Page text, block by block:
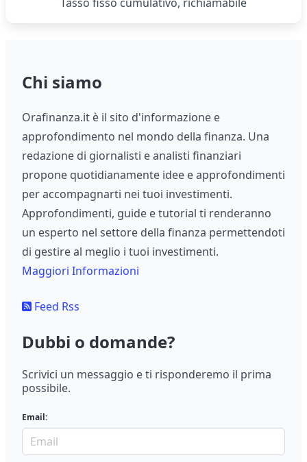
Chi siamo
Orafinanza.it è il sito d'informazione e
approfondimento nel mondo della finanza. Una
redazione di giornalisti e analisti finanziari
propone quotidianamente idee e approfondimenti
per accompagnarti nei tuoi investimenti.
Approfondimenti, guide e tutorial ti renderanno
un esperto nel settore della finanza permettendoti
di gestire al meglio i tuoi investimenti.
Maggiori Informazioni
Feed Rss
Dubbi o domande?
Scrivici un messaggio e ti risponderemo il prima
possibile.
Email: